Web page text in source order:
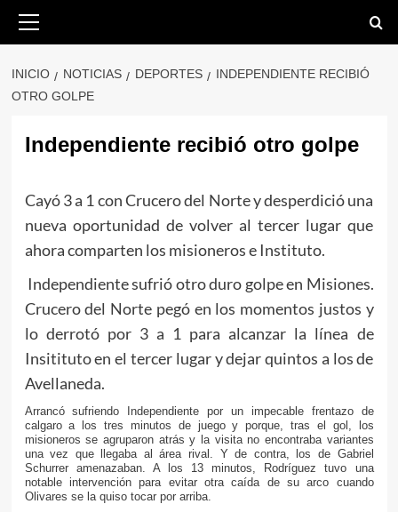
Saltar
primario
INICIO NOTICIAS DEPORTES
INDEPENDIENTE RECIBIÓ
OTRO GOLPE
Independiente recibió otro golpe
Cayó 3 a 1 con Crucero del Norte y desperdició una
nueva oportunidad de volver al tercer lugar que
ahora comparten los misioneros e Instituto.
Independiente sufrió otro duro golpe en Misiones.
Crucero del Norte pegó en los momentos justos y
lo derrotó por 3 a 1 para alcanzar la línea de
Insitituto en el tercer lugar y dejar quintos a los de
Avellaneda.
Arrancó sufriendo Independiente por un impecable frentazo de
calgaro a los tres minutos de juego y porque, tras el gol, los
misioneros se agruparon atrás y la visita no encontraba variantes
una vez que llegaba al área rival. Y de contra, los de Gabriel
Schurrer amenazaban. A los 13 minutos, Rodríguez tuvo una
notable intervención para evitar otra caída de su arco cuando
Olivares se la quiso tocar por arriba.